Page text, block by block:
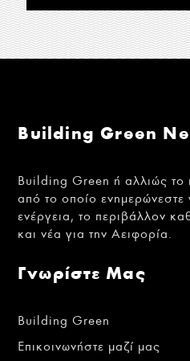
Building Green
Building Green ή αλλιώς το
από το οποίο ενημερώνεστε
ενέργεια, το περιβάλλον
και νέα για την Αειφορία.
Γνωρίστε Μας
Building Green
Επικοινωνήστε μαζί μας